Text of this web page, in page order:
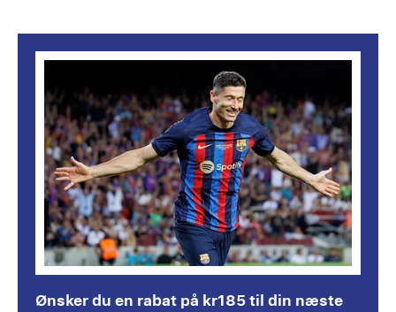
Ønsker du en rabat på kr185 til din næste